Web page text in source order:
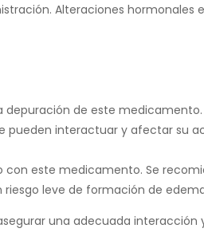
Alteraciones hormonales
depuración de este medicamento.
pueden interactuar y afectar su
con este medicamento. Se
riesgo leve de formación de
una adecuada interacción